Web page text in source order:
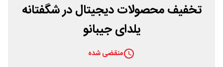
تخفیف محصولات دیجیتال در شگفتانه
یلدای جیبانو
منقضی شده